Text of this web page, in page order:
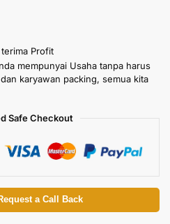
Profit
mempunyai Usaha tanpa harus
karyawan packing, semua kita
Safe Checkout
a Call Back